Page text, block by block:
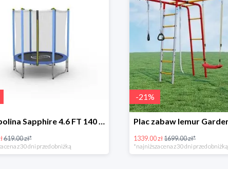
Trampolina Sapphire 4.6 FT 140 cm -36%
619.00 zł*
cena z 30 dni przed obniżką
-21%
1339.00 zł1699.00 zł*
*najniższa cena z 30 dni przed obniżką